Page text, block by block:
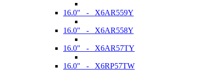
16.0" - X6AR559Y
16.0" - X6AR558Y
16.0" - X6AR57TY
16.0" - X6RP57TW